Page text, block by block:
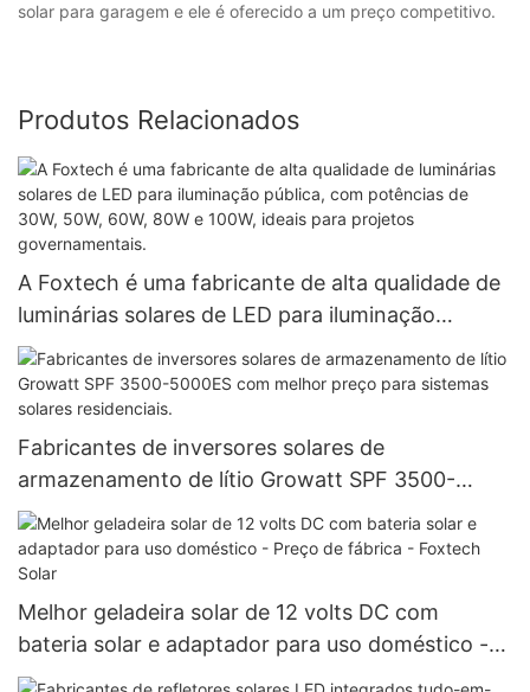
solar para garagem e ele é oferecido a um preço competitivo.
Produtos Relacionados
A Foxtech é uma fabricante de alta qualidade de
luminárias solares de LED para iluminação
pública, com potências de 30W, 50W, 60W, 80W
e 100W, ideais para projetos governamentais.
Fabricantes de inversores solares de
armazenamento de lítio Growatt SPF 3500-
5000ES com melhor preço para sistemas solares
residenciais.
Melhor geladeira solar de 12 volts DC com
bateria solar e adaptador para uso doméstico -
Preço de fábrica - Foxtech Solar